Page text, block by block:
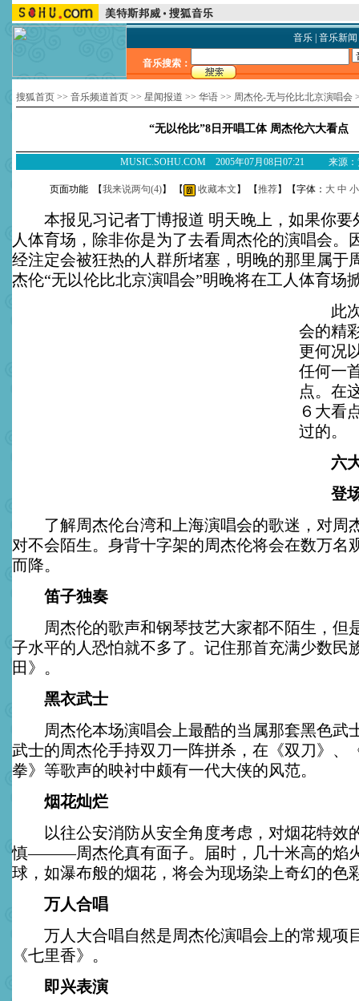
音乐| 音乐新闻
音乐搜索：
搜狐首页 >> 音乐频道首页 >> 星闻报道 >> 华语 >> 周杰伦-无与伦比北京演唱会
“无以伦比”8日开唱工体 周杰伦六大看点
MUSIC.SOHU.COM 2005年07月08日07:21 来源：
页面功能 【我来说两句(4)】 【 收藏本文 】 【推荐】【字体： 大 中 小
本报见习记者丁博报道 明天晚上，如果你要
人体育场，除非你是为了去看周杰伦的演唱会。
经注定会被狂热的人群所堵塞，明晚的那里属于
杰伦“无以伦比北京演唱会”明晚将在工人体育场
此次
会的精
更何况
任何一
点。在
６大看
过的。
六大
登
了解周杰伦台湾和上海演唱会的歌迷，对周
对不会陌生。身背十字架的周杰伦将会在数万名
而降。
笛子独奏
周杰伦的歌声和钢琴技艺大家都不陌生，但
子水平的人恐怕就不多了。记住那首充满少数民
田》。
黑衣武士
周杰伦本场演唱会上最酷的当属那套黑色武
武士的周杰伦手持双刀一阵拼杀，在《双刀》、
拳》等歌声的映衬中颇有一代大侠的风范。
烟花灿烂
以往公安消防从安全角度考虑，对烟花特效
慎———周杰伦真有面子。届时，几十米高的焰
球，如瀑布般的烟花，将会为现场染上奇幻的色
万人合唱
万人大合唱自然是周杰伦演唱会上的常规项
《七里香》。
即兴表演